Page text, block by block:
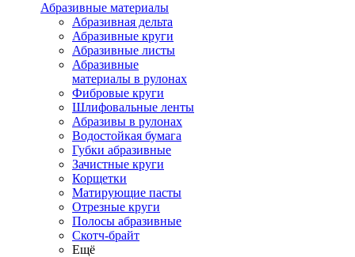
Абразивные материалы
Абразивная дельта
Абразивные круги
Абразивные листы
Абразивные
материалы в рулонах
Фибровые круги
Шлифовальные ленты
Абразивы в рулонах
Водостойкая бумага
Губки абразивные
Зачистные круги
Корщетки
Матирующие пасты
Отрезные круги
Полосы абразивные
Скотч-брайт
Ещё